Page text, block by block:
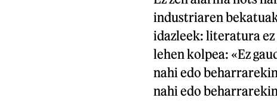
industriaren
idazleek: literatura
lehen kolpea: «Ez
nahi edo
nahi edo